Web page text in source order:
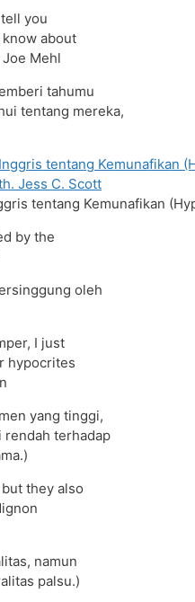
you
about
Mehl
tahumu
tentang mereka,
tentang Kemunafikan
by the
oleh
I just
hypocrites
yang tinggi,
rendah terhadap
they also
namun
palsu.)